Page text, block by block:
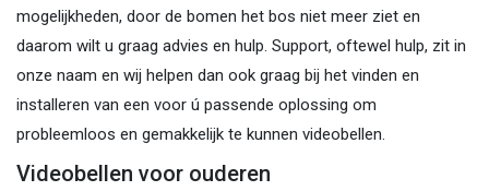
mogelijkheden, door de bomen het bos niet meer ziet en
daarom wilt u graag advies en hulp. Support, oftewel hulp, zit in
onze naam en wij helpen dan ook graag bij het vinden en
installeren van een voor ú passende oplossing om
probleemloos en gemakkelijk te kunnen videobellen.
Videobellen voor ouderen